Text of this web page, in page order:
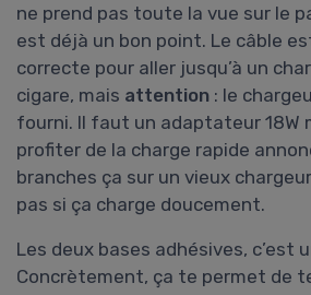
ne prend pas toute la vue sur le
est déjà un bon point. Le câble
correcte pour aller jusqu’à un
cigare, mais attention : le
fourni. Il faut un adaptateur 18W
profiter de la charge rapide
branches ça sur un vieux
pas si ça charge doucement.
Les deux bases adhésives, c’est
Concrètement, ça te permet de